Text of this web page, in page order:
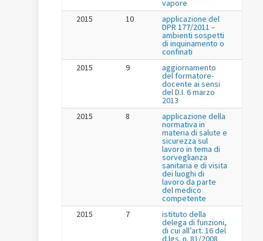
vapore
2015
10 applicazione del
DPR 177/2011 –
ambienti sospetti
di inquinamento o
confinati
2015
9 aggiornamento
del formatore-
docente ai sensi
del D.I. 6 marzo
2013
2015
8 applicazione della
normativa in
materia di salute e
sicurezza sul
lavoro in tema di
sorveglianza
sanitaria e di visita
dei luoghi di
lavoro da parte
del medico
competente
2015
7 istituto della
delega di funzioni,
di cui all’art. 16 del
d.lgs. n. 81/2008